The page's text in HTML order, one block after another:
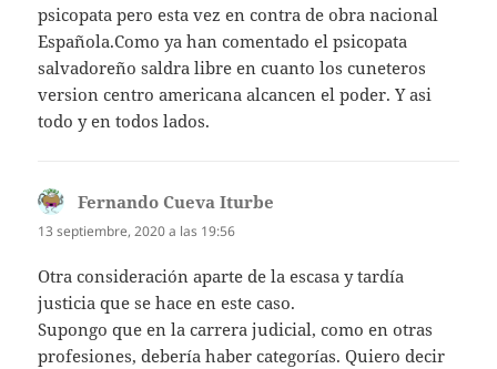
psicopata pero esta vez en contra de obra nacional
Española.Como ya han comentado el psicopata
salvadoreño saldra libre en cuanto los cuneteros
version centro americana alcancen el poder. Y asi
todo y en todos lados.
Fernando Cueva Iturbe
13 septiembre, 2020 a las 19:56
Otra consideración aparte de la escasa y tardía
justicia que se hace en este caso.
Supongo que en la carrera judicial, como en otras
profesiones, debería haber categorías. Quiero decir